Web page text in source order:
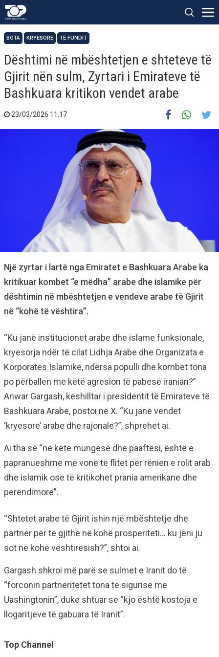
BOTA KRYESORE TË FUNDIT
Dështimi në mbështetjen e shteteve të
Gjirit nën sulm, Zyrtari i Emirateve të
Bashkuara kritikon vendet arabe
23/03/2026 11:17
Një zyrtar i lartë nga Emiratet e Bashkuara Arabe ka
kritikuar kombet “e mëdha” arabe dhe islamike për
dështimin në mbështetjen e vendeve arabe të Gjirit
në “kohë të vështira”.
“Ku janë institucionet arabe dhe islame funksionale,
kryesorja ndër të cilat Lidhja Arabe dhe Organizata e
Korporatës Islamike, ndërsa populli dhe kombet tona
po përballen me këtë agresion të pabesë iranian?”
Anwar Gargash, këshilltar i presidentit të Emirateve të
Bashkuara Arabe, postoi në X. “Ku janë vendet
‘kryesore’ arabe dhe rajonale?”, shprehet ai.
Ai tha se “në këtë mungesë dhe paaftësi, është e
papranueshme më vonë të flitet për rënien e rolit arab
dhe islamik ose të kritikohet prania amerikane dhe
perëndimore”.
“Shtetet arabe të Gjirit ishin një mbështetje dhe
partner për të gjithë në kohë prosperiteti… ku jeni ju
sot në kohë vështirësish?”, shtoi ai.
Gargash shkroi më parë se sulmet e Iranit do të
“forconin partneritetet tona të sigurisë me
Uashingtonin”, duke shtuar se “kjo është kostoja e
llogaritjeve të gabuara të Iranit”.
Top Channel